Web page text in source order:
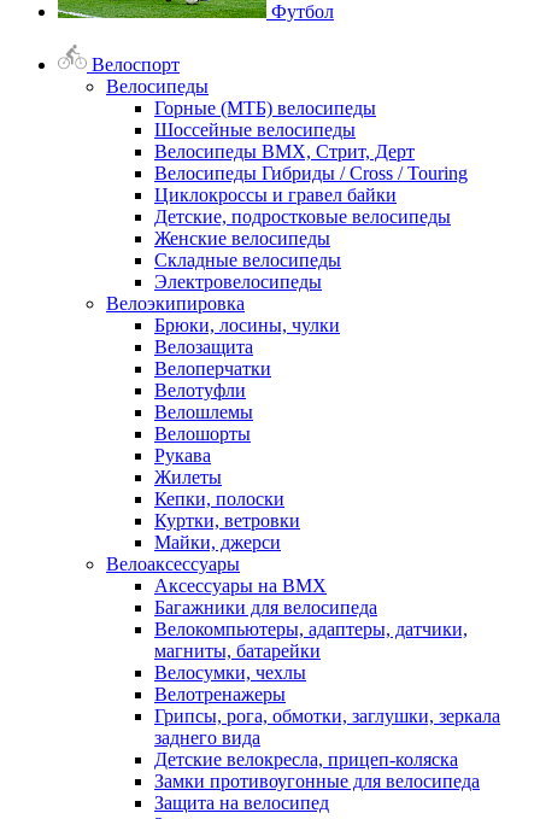
Футбол
Велоспорт
Велосипеды
Горные (МТБ) велосипеды
Шоссейные велосипеды
Велосипеды BMX, Стрит, Дерт
Велосипеды Гибриды / Cross / Touring
Циклокроссы и гравел байки
Детские, подростковые велосипеды
Женские велосипеды
Складные велосипеды
Электровелосипеды
Велоэкипировка
Брюки, лосины, чулки
Велозащита
Велоперчатки
Велотуфли
Велошлемы
Велошорты
Рукава
Жилеты
Кепки, полоски
Куртки, ветровки
Майки, джерси
Велоаксессуары
Аксессуары на BMX
Багажники для велосипеда
Велокомпьютеры, адаптеры, датчики,
магниты, батарейки
Велосумки, чехлы
Велотренажеры
Грипсы, рога, обмотки, заглушки, зеркала
заднего вида
Детские велокресла, прицеп-коляска
Замки противоугонные для велосипеда
Защита на велосипед